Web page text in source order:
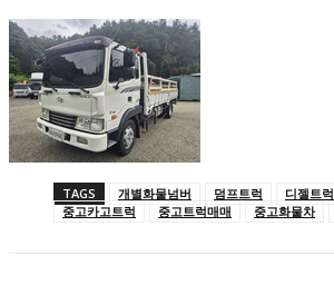
TAGS 개별화물넘버 덤프트럭 디젤트럭
중고카고트럭
중고트럭매매 중고화물차